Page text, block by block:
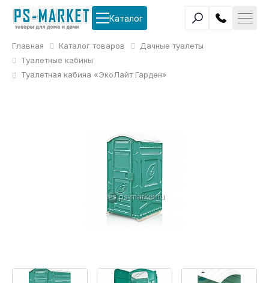
Каталог
Главная Каталог товаров
Дачные туалеты
Туалетные кабины
Туалетная кабина «ЭкоЛайт Гарден»